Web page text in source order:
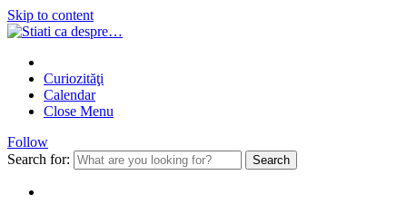
Skip to content
Curiozităţi
Calendar
Close Menu
Follow
Search for: